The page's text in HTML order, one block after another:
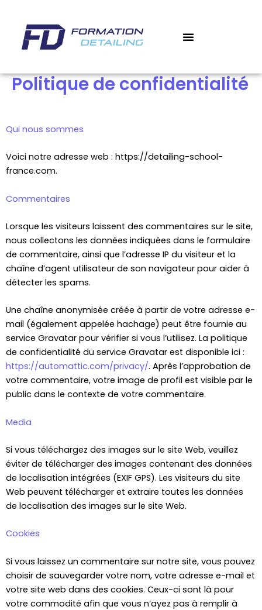
contenu
Politique de confidentialité
Qui nous sommes
Voici notre adresse web : https://detailing-school-
france.com.
Commentaires
Lorsque les visiteurs laissent des commentaires sur le site,
nous collectons les données indiquées dans le formulaire
de commentaire, ainsi que l’adresse IP du visiteur et la
chaîne d’agent utilisateur de son navigateur pour aider à
détecter les spams.
Une chaîne anonymisée créée à partir de votre adresse e-
mail (également appelée hachage) peut être fournie au
service Gravatar pour vérifier si vous l’utilisez. La politique
de confidentialité du service Gravatar est disponible ici :
https://automattic.com/privacy/. Après l’approbation de
votre commentaire, votre image de profil est visible par le
public dans le contexte de votre commentaire.
Media
Si vous téléchargez des images sur le site Web, veuillez
éviter de télécharger des images contenant des données
de localisation intégrées (EXIF GPS). Les visiteurs du site
Web peuvent télécharger et extraire toutes les données
de localisation des images sur le site Web.
Cookies
Si vous laissez un commentaire sur notre site, vous pouvez
choisir de sauvegarder votre nom, votre adresse e-mail et
votre site web dans des cookies. Ceux-ci sont là pour
votre commodité afin que vous n’ayez pas à remplir à